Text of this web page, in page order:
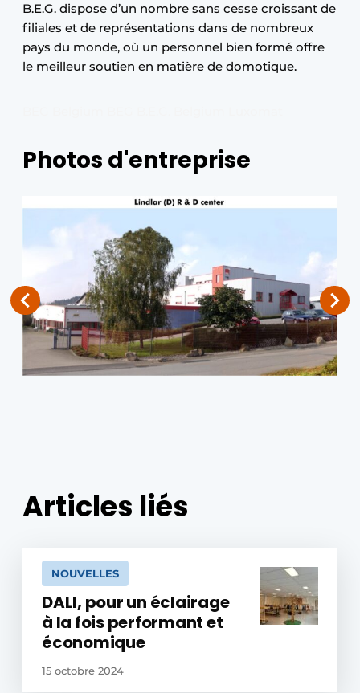
B.E.G. dispose d’un nombre sans cesse croissant de
filiales et de représentations dans de nombreux
pays du monde, où un personnel bien formé offre
le meilleur soutien en matière de domotique.
Photos d'entreprise
Articles liés
NOUVELLES
DALI, pour un éclairage
à la fois performant et
économique
15 octobre 2024